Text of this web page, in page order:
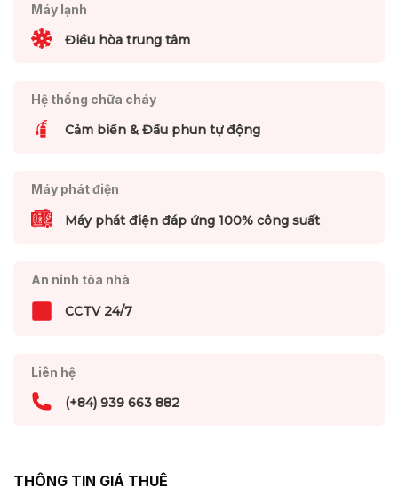
Máy lạnh
Điều hòa trung tâm
Hệ thống chữa cháy
Cảm biến & Đầu phun tự động
Máy phát điện
Máy phát điện đáp ứng 100% công suất
An ninh tòa nhà
CCTV 24/7
Liên hệ
(+84) 939 663 882
THÔNG TIN GIÁ THUÊ